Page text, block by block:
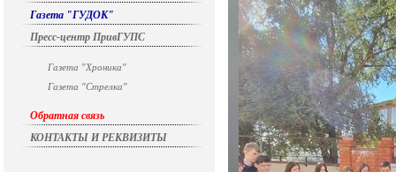
Газета "ГУДОК"
Пресс-центр ПривГУПС
Газета "Хроника"
Газета "Стрелка"
Обратная связь
КОНТАКТЫ И РЕКВИЗИТЫ